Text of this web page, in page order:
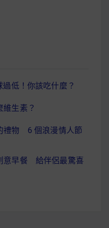
過低！你該吃什麼？
維生素？
禮物 6 個浪漫情人節
意早餐 給伴侶最驚喜